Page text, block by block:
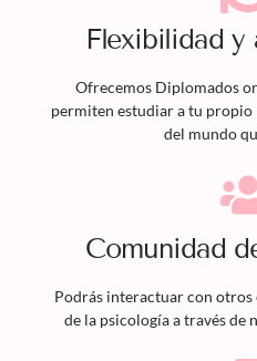
Flexibilidad y
Ofrecemos Diplomados
permiten estudiar a tu
del mundo
Comunidad
Podrás interactuar con
de la psicología a través de